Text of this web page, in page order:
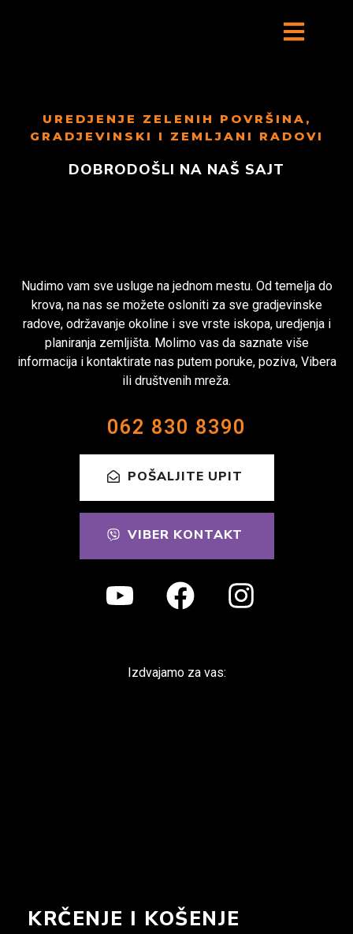
UREDJENJE ZELENIH POVRŠINA,
GRADJEVINSKI I ZEMLJANI RADOVI
DOBRODOŠLI NA NAŠ SAJT
Nudimo vam sve usluge na jednom mestu. Od temelja do
krova, na nas se možete osloniti za sve gradjevinske
radove, održavanje okoline i sve vrste iskopa, uredjenja i
planiranja zemljišta. Molimo vas da saznate više
informacija i kontaktirate nas putem poruke, poziva, Vibera
ili društvenih mreža.
062 830 8390
POŠALJITE UPIT
VIBER KONTAKT
Izdvajamo za vas:
KRČENJE I KOŠENJE